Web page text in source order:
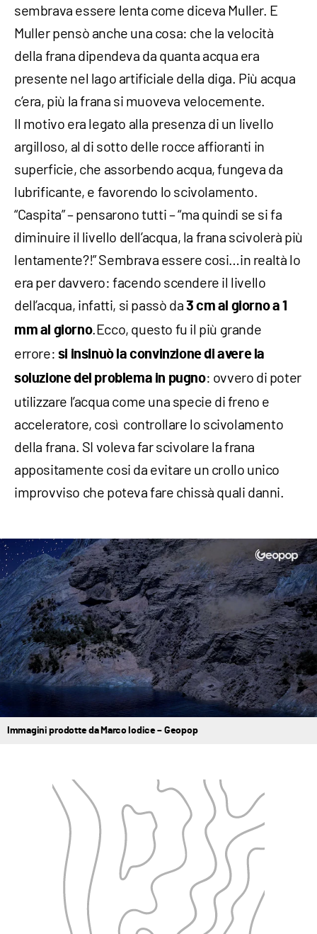
sembrava essere lenta come diceva Muller. E
Muller pensò anche una cosa: che la velocità
della frana dipendeva da quanta acqua era
presente nel lago artificiale della diga. Più acqua
c’era, più la frana si muoveva velocemente.
Il motivo era legato alla presenza di un livello
argilloso, al di sotto delle rocce affioranti in
superficie, che assorbendo acqua, fungeva da
lubrificante, e favorendo lo scivolamento.
“Caspita” – pensarono tutti – “ma quindi se si fa
diminuire il livello dell’acqua, la frana scivolerà più
lentamente?!” Sembrava essere cosi…in realtà lo
era per davvero: facendo scendere il livello
dell’acqua, infatti, si passò da 3 cm al giorno a 1
mm al giorno.Ecco, questo fu il più grande
errore: si insinuò la convinzione di avere la
soluzione del problema in pugno: ovvero di poter
utilizzare l’acqua come una specie di freno e
acceleratore, così controllare lo scivolamento
della frana. SI voleva far scivolare la frana
appositamente cosi da evitare un crollo unico
improvviso che poteva fare chissà quali danni.
Immagini prodotte da Marco Iodice – Geopop